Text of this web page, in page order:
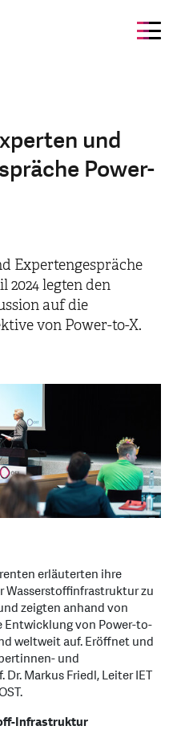
und
Power-
Expertengespräche
2024 legten den
auf die
von Power-to-X.
erläuterten ihre
Wasserstoffinfrastruktur zu
zeigten anhand von
Entwicklung von Power-to-
weltweit auf. Eröffnet und
und
Markus Friedl, Leiter IET
Infrastruktur